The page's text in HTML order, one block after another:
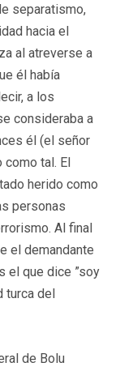
separatismo,
hacia el
al atreverse a
él había
a los
consideraba a
él (el señor
como tal. El
herido como
personas
Al final
el demandante
el que dice ”soy
turca del
de Bolu